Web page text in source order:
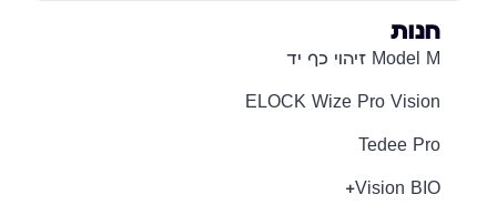
חנות
Model M זיהוי כף יד
ELOCK Wize Pro Vision
Tedee Pro
Vision BIO+